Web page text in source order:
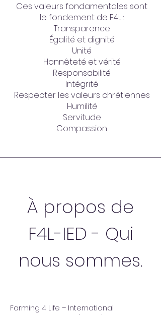
Ces valeurs fondamentales sont
le fondement de F4L :
Transparence
Égalité et dignité
Unité
Honnêteté et vérité
Responsabilité
Intégrité
Respecter les valeurs chrétiennes
Humilité
Servitude
Compassion
À propos de
F4L-IED - Qui
nous sommes.
Farming 4 Life – International